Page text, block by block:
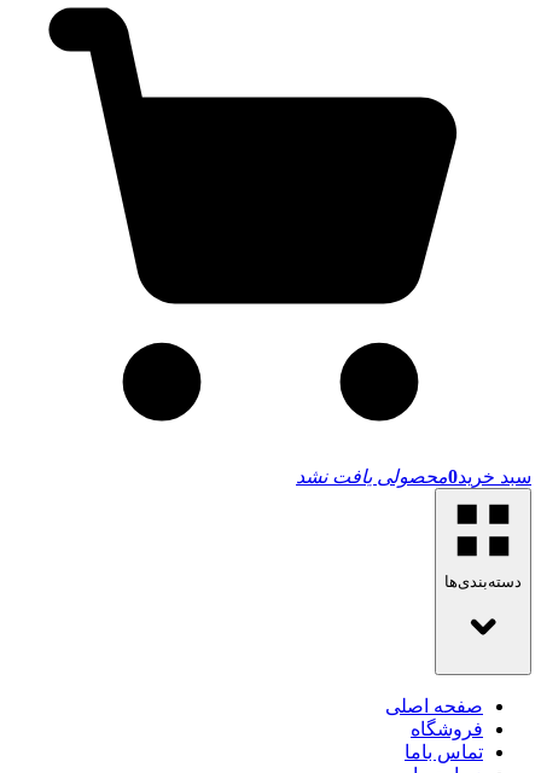
سبد خرید0محصولی یافت نشد
دسته‌بندی‌ها
صفحه اصلی
فروشگاه
تماس باما